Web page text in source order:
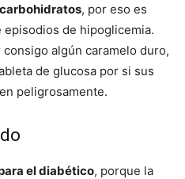
, por eso es
de hipoglicemia.
algún caramelo duro,
de glucosa por si sus
peligrosamente.
el diabético, porque la